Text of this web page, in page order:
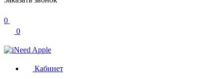
0
0
Кабинет